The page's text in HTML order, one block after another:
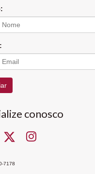
conosco
7178